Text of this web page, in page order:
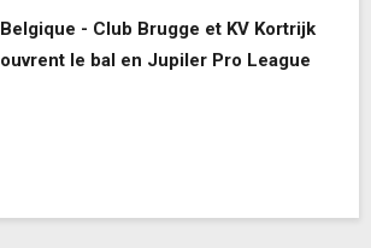
Belgique - Club Brugge et KV Kortrijk
ouvrent le bal en Jupiler Pro League